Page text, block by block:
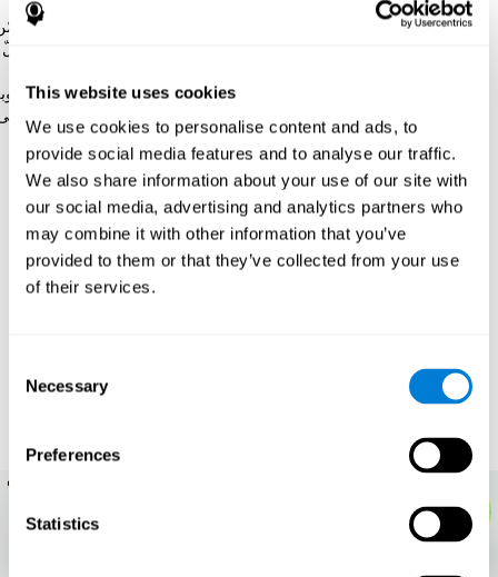
This website uses cookies
We use cookies to personalise content and ads, to
provide social media features and to analyse our traffic.
We also share information about your use of our site with
our social media, advertising and analytics partners who
may combine it with other information that you’ve
provided to them or that they’ve collected from your use
of their services.
Selection
Necessary
Preferences
Statistics
الألعاب على تفسير تفاعلي ليفهم المشاركون عمليتها بسهولة.
إضافة إلى ذلك، يقدّم كوجنيفيت تدريبات لأمراض محددة.
الألعاب شرحا تفاعليا ليفهم المشاركون العمل بسهولة. تدوم كلّ
أنشطة (لعبتين ومهمة تقييم). إضافة إلى ذلك, تكيّف الأداة
الأنشطة بمستوى المشاركين تلقائيا. لدينا أيضا اختيار الإشارة
عدد الساعات التي نريد استراحة كلّ مشارك فيها بين جلسات
الترديب.
عندما نختار التقييمات والتدريبات، يمكننادعوة المشاركين، تعيين
مجموعة لهم والأنشطة التي يجب أن يقوموا بها. سيستلم
المشاركون دعوة بالبريد الإلكتروني و عليهم أن ننسئوا حسابا
كمستخدم ويقبلوا أنّ الباحثين يلاحظون النتائج
التي تحتوي على المهارات